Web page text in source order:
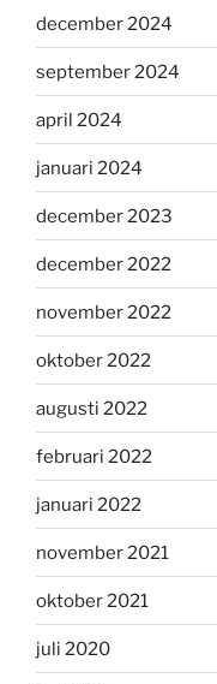
december 2024
september 2024
april 2024
januari 2024
december 2023
december 2022
november 2022
oktober 2022
augusti 2022
februari 2022
januari 2022
november 2021
oktober 2021
juli 2020